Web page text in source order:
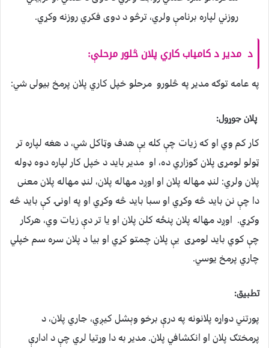
روزني لپاره برنامې ولري، ترڅو د دوی فکري روزنه وکړي.
د مدير د کامياب کاري پلان څلور مرحلې:
په عامه توګه مدير په څلورو مرحلو خپل کاري پلان پرمخ بيولی شي:
پلان جوړول:
کار کم وي او که زيات چې کله يې هدف وټاکل شي، د هغه لپاره تر
ټولو لومړی پلان ګوزاري ده، او مدير بايد د خپل کار لپاره دوه ډوله
پلان ولري: لنډ مهاله پلان او اوږد مهاله پلان، لنډ مهاله پلان معنی
دا چې نن بايد څه وکړي او سبا بايد څه وکړي او په اونۍ کې بايد څه
وکړي. اوږد مهاله پلان پنځه کلن پلان او يا تر دې زيات وي، هرکار
چې کوي بايد لومړی يې پلان چمتو کړي او بيا د پلان سره سم خپلي
چاري پرمخ يوسي.
تطبيق:
پورتني دواړه پلانونه په درې برخو وېشل کيږي، جاري پلان، د
پرمختګ پلان او انکشافي پلان. مدير به دا وړتيا لري چې د ادارې